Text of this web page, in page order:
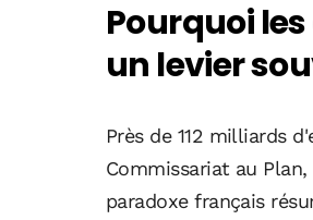
Pourquoi
un levier
Près de 112 milliards
Commissariat au
paradoxe français